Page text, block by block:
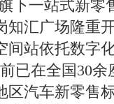
下一站式新
知汇广场隆重
站依托数字
已在全国30
区汽车新零售